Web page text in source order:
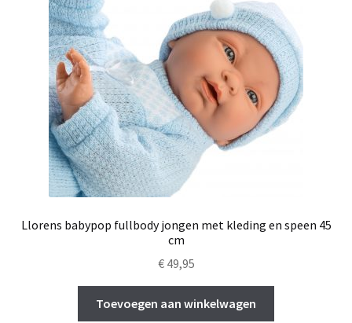
Llorens babypop fullbody jongen met kleding en speen 45
cm
€49,95
Toevoegen aan winkelwagen